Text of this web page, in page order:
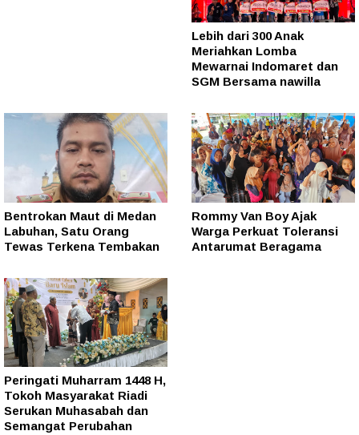
Lebih dari 300 Anak
Meriahkan Lomba
Mewarnai Indomaret dan
SGM Bersama nawilla
Bentrokan Maut di Medan
Labuhan, Satu Orang
Tewas Terkena Tembakan
Rommy Van Boy Ajak
Warga Perkuat Toleransi
Antarumat Beragama
Peringati Muharram 1448 H,
Tokoh Masyarakat Riadi
Serukan Muhasabah dan
Semangat Perubahan